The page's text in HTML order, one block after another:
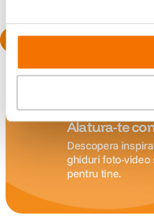
Alatura-te
Descopera
ghiduri foto-video
pentru tine.